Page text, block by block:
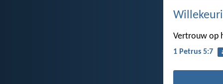
Vertrouw op
1 Petrus 5:7